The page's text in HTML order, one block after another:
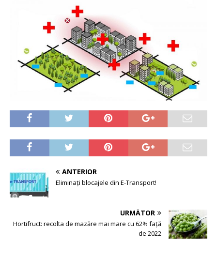
ANTERIOR
Eliminați blocajele din E-Transport!
URMĂTOR
Hortifruct: recolta de mazăre mai mare cu 62% față
de 2022